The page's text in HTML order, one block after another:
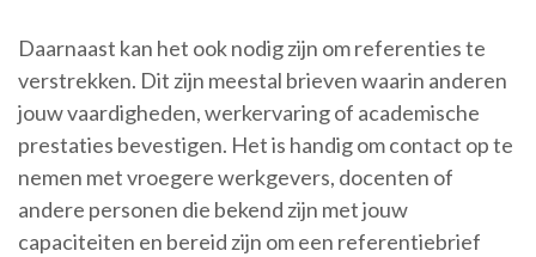
Daarnaast kan het ook nodig zijn om referenties te
verstrekken. Dit zijn meestal brieven waarin anderen
jouw vaardigheden, werkervaring of academische
prestaties bevestigen. Het is handig om contact op te
nemen met vroegere werkgevers, docenten of
andere personen die bekend zijn met jouw
capaciteiten en bereid zijn om een referentiebrief